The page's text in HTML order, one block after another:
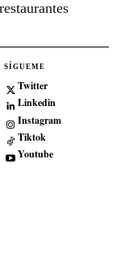
restaurantes
SÍGUEME
Twitter
Linkedin
Instagram
Tiktok
Youtube